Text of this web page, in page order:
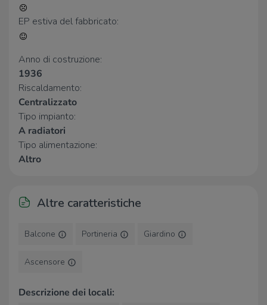
Farmacia
Farmacia Fulvio Testi
Lloyds farmacia comunale 16
A.F.M. COMUNALE N.41
Ospedali
Centro Traumatologico Ortopedico
Ospedale Niguarda Cà Granda
Carrefour Market
Esselunga
Coop - Supermercato del Futuro
EP estiva del fabbricato:
Anno di costruzione:
1936
Riscaldamento:
Centralizzato
Tipo impianto:
A radiatori
Tipo alimentazione:
Altro
Altre caratteristiche
Balcone Portineria Giardino
Ascensore
Descrizione dei locali: